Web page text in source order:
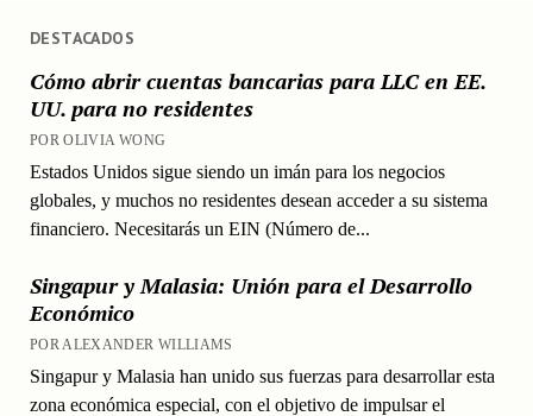
DESTACADOS
Cómo abrir cuentas bancarias para LLC en EE.
UU. para no residentes
POR OLIVIA WONG
Estados Unidos sigue siendo un imán para los negocios
globales, y muchos no residentes desean acceder a su sistema
financiero. Necesitarás un EIN (Número de...
Singapur y Malasia: Unión para el Desarrollo
Económico
POR ALEXANDER WILLIAMS
Singapur y Malasia han unido sus fuerzas para desarrollar esta
zona económica especial, con el objetivo de impulsar el